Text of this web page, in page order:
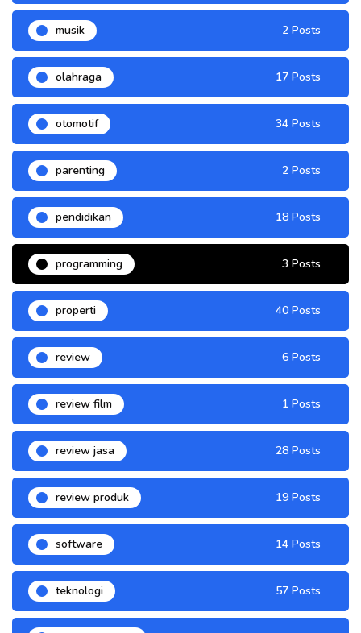
musik 2 Posts
olahraga 17 Posts
otomotif 34 Posts
parenting 2 Posts
pendidikan 18 Posts
programming 3 Posts
properti 40 Posts
review 6 Posts
review film 1 Posts
review jasa 28 Posts
review produk 19 Posts
software 14 Posts
teknologi 57 Posts